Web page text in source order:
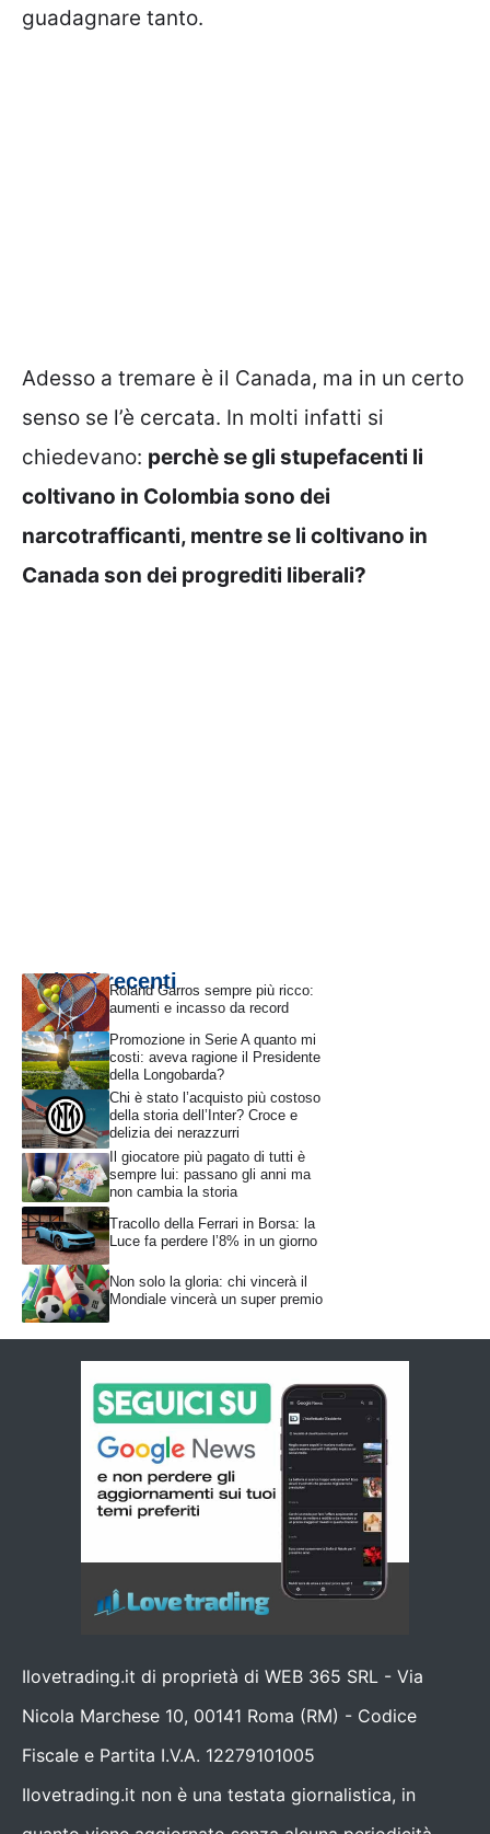
guadagnare tanto.
Adesso a tremare è il Canada, ma in un certo
senso se l’è cercata. In molti infatti si
chiedevano: perchè se gli stupefacenti li
coltivano in Colombia sono dei
narcotrafficanti, mentre se li coltivano in
Canada son dei progrediti liberali?
Articoli recentiRoland Garros sempre più ricco:
aumenti e incasso da record
Promozione in Serie A quanto mi
costi: aveva ragione il Presidente
della Longobarda?
Chi è stato l’acquisto più costoso
della storia dell’Inter? Croce e
delizia dei nerazzurri
Il giocatore più pagato di tutti è
sempre lui: passano gli anni ma
non cambia la storia
Tracollo della Ferrari in Borsa: la
Luce fa perdere l’8% in un giorno
Non solo la gloria: chi vincerà il
Mondiale vincerà un super premio
Ilovetrading.it di proprietà di WEB 365 SRL - Via
Nicola Marchese 10, 00141 Roma (RM) - Codice
Fiscale e Partita I.V.A. 12279101005
Ilovetrading.it non è una testata giornalistica, in